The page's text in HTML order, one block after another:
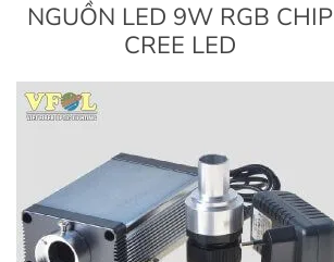
NGUỒN LED 9W RGB CHIP
CREE LED